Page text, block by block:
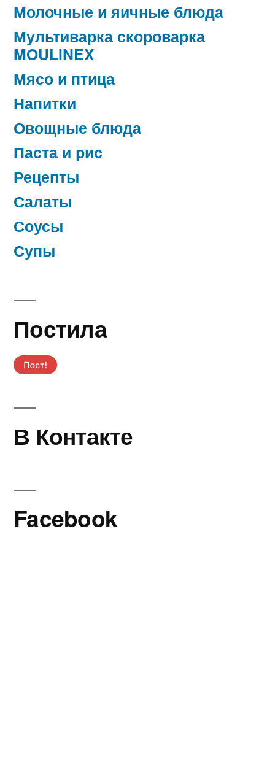
Молочные и яичные блюда
Мультиварка скороварка
MOULINEX
Мясо и птица
Напитки
Овощные блюда
Паста и рис
Рецепты
Салаты
Соусы
Супы
Постила
В Контакте
Facebook